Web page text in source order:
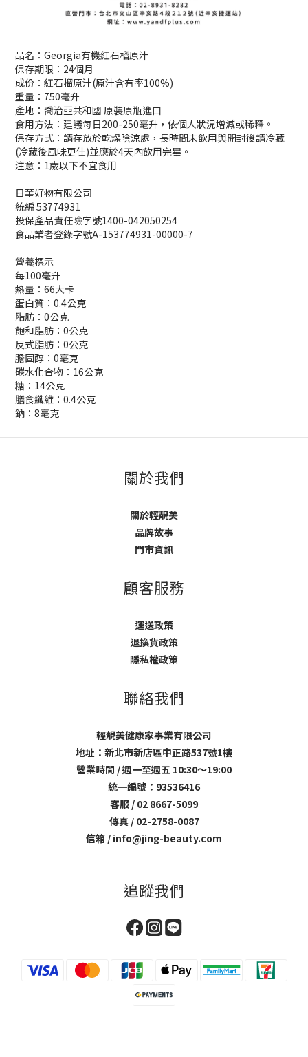
品名：Georgia有機紅石榴原汁
保存期限：24個月
成份：紅石榴原汁(原汁含有率100%)
重量：750毫升
產地：喬治亞共和國 原裝原瓶進口
食用方法：建議每日200-250毫升，依個人狀況增減或稀釋。
保存方式：請存放於乾燥陰涼處，長時間未飲用與開封後請冷藏
(冷藏後風味更佳)並應於4天內飲用完畢。
注意：1歲以下不宜食用
日華好物有限公司
統編 53774931
投保產品責任險字號1400-042050254
食品業者登錄字號A-153774931-00000-7
營養標示
每100毫升
熱量：66大卡
蛋白質：0.4公克
脂肪：0公克
飽和脂肪：0公克
反式脂肪：0公克
膽固醇：0毫克
碳水化合物：16公克
糖：14公克
膳食纖維：0.4公克
鈉：8毫克
關於我們
關於輕靚美
品牌故事
門市資訊
顧客服務
運送政策
退換貨政策
隱私權政策
聯絡我們
輕靚美健康家事業有限公司
地址：新北市新店區中正路537號1樓
營業時間 / 週一至週五 10:30～19:00
統一編號：93536416
客服 / 02 8667-5099
傳真 / 02-2758-0087
信箱 / info@jing-beauty.com
追蹤我們